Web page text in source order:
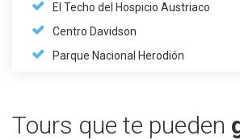
El Techo del Hospicio Austriaco
Centro Davidson
Parque Nacional Herodión
Tours que te pueden